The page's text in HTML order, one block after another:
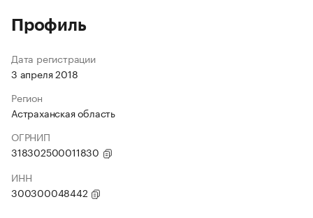
Профиль
Дата регистрации
3 апреля 2018
Регион
Астраханская область
ОГРНИП
318302500011830
ИНН
300300048442